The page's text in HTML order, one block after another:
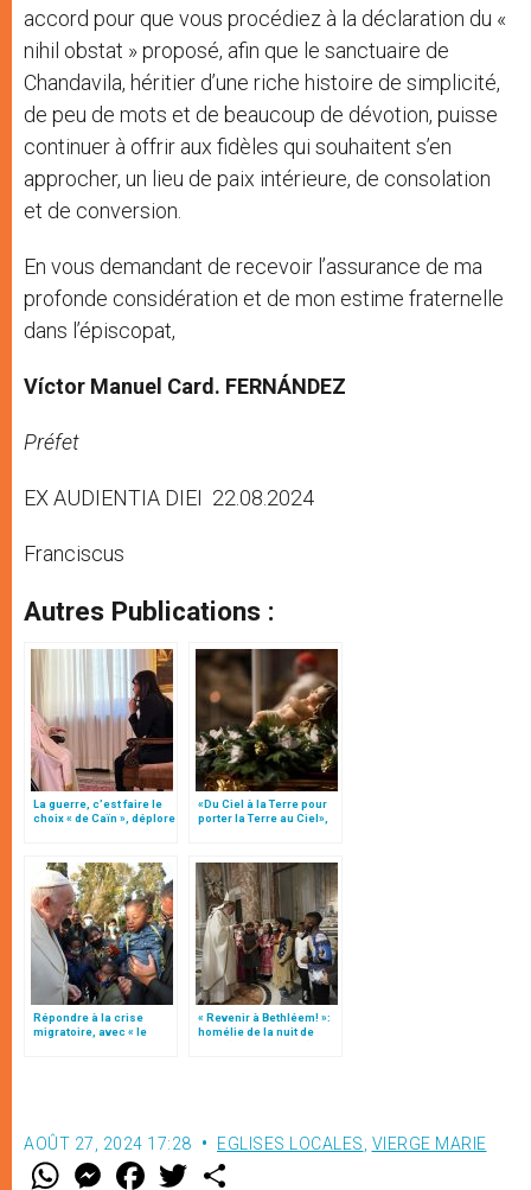
accord pour que vous procédiez à la déclaration du «
nihil obstat » proposé, afin que le sanctuaire de
Chandavila, héritier d’une riche histoire de simplicité,
de peu de mots et de beaucoup de dévotion, puisse
continuer à offrir aux fidèles qui souhaitent s’en
approcher, un lieu de paix intérieure, de consolation
et de conversion.
En vous demandant de recevoir l’assurance de ma
profonde considération et de mon estime fraternelle
dans l’épiscopat,
Víctor Manuel Card. FERNÁNDEZ
Préfet
EX AUDIENTIA DIEI 22.08.2024
Franciscus
Autres Publications :
La guerre, c’est faire le
choix « de Caïn », déplore
«Du Ciel à la Terre pour
porter la Terre au Ciel»,
Répondre à la crise
migratoire, avec « le
« Revenir à Bethléem! »:
homélie de la nuit de
Noël (texte complet)
AOÛT 27, 2024 17:28 EGLISES LOCALES VIERGE MARIE
W M
e
F
a w